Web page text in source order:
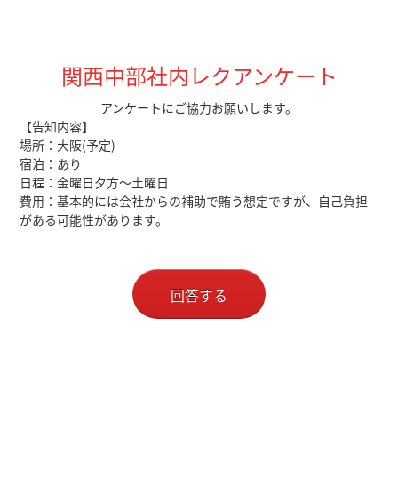
関西中部社内レクアンケート
アンケートにご協力お願いします。
【告知内容】
場所：大阪(予定)
宿泊：あり
日程：金曜日夕方～土曜日
費用：基本的には会社からの補助で賄う想定ですが、自己負担
がある可能性があります。
回答する